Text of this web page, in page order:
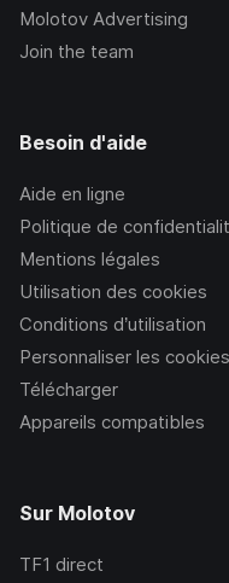
Molotov Advertising
Join the team
Besoin d'aide
Aide en ligne
Politique de
Mentions légales
Utilisation des cookies
Conditions d’utilisation
Personnaliser les cookies
Télécharger
Appareils compatibles
Sur Molotov
TF1 direct